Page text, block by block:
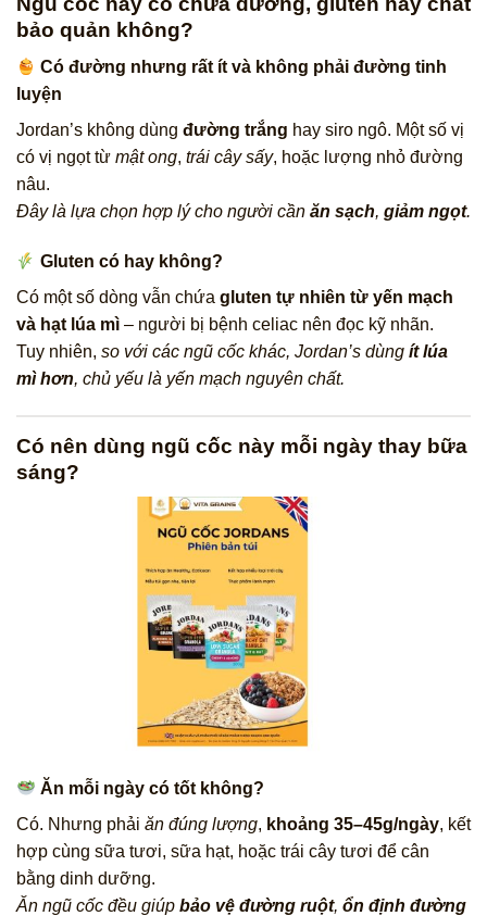
bảo quản không?
Có đường nhưng rất ít và không phải đường tinh
luyện
Jordan’s không dùng đường trắng hay siro ngô. Một số vị
có vị ngọt từ mật ong, trái cây sấy, hoặc lượng nhỏ đường
nâu.
Đây là lựa chọn hợp lý cho người cần ăn sạch, giảm ngọt.
Gluten có hay không?
Có một số dòng vẫn chứa gluten tự nhiên từ yến mạch
và hạt lúa mì – người bị bệnh celiac nên đọc kỹ nhãn.
Tuy nhiên, so với các ngũ cốc khác, Jordan’s dùng ít lúa
mì hơn, chủ yếu là yến mạch nguyên chất.
Có nên dùng ngũ cốc này mỗi ngày thay bữa
sáng?
Ăn mỗi ngày có tốt không?
Có. Nhưng phải ăn đúng lượng, khoảng 35–45g/ngày, kết
hợp cùng sữa tươi, sữa hạt, hoặc trái cây tươi để cân
bằng dinh dưỡng.
Ăn ngũ cốc đều giúp bảo vệ đường ruột, ổn định đường